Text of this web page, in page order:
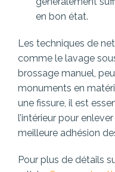
en bon état.
Les techniques de
comme le lavage
brossage manuel,
monuments en
une fissure, il est
l’intérieur pour
meilleure adhésion
Pour plus de détails